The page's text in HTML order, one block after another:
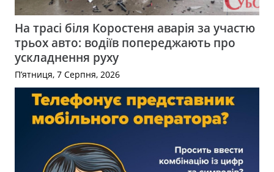
На трасі біля Коростеня аварія за участю
трьох авто: водіїв попереджають про
ускладнення руху
П’ятниця, 7 Серпня, 2026